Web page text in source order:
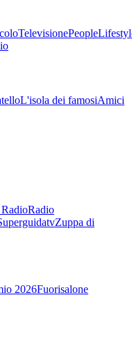
TelevisionePeople
L'isola dei famosiAmici
Radio
Zuppa di
2026Fuorisalone